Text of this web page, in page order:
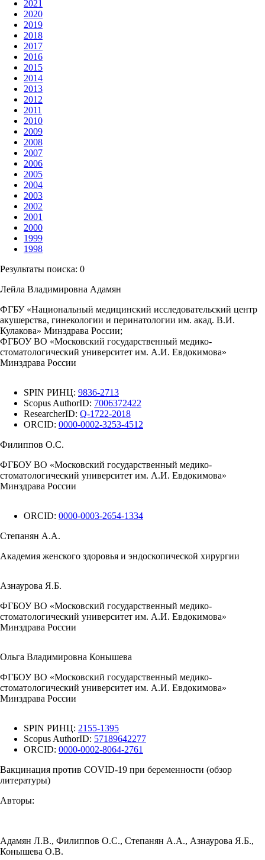
2021
2020
2019
2018
2017
2016
2015
2014
2013
2012
2011
2010
2009
2008
2007
2006
2005
2004
2003
2002
2001
2000
1999
1998
Результаты поиска: 0
Лейла Владимировна Адамян
ФГБУ «Национальный медицинский исследовательский центр
акушерства, гинекологии и перинатологии им. акад. В.И.
Кулакова» Минздрава России;
ФГБОУ ВО «Московский государственный медико-
стоматологический университет им. А.И. Евдокимова»
Минздрава России
SPIN РИНЦ: 9836-2713
Scopus AuthorID: 7006372422
ResearcherID: Q-1722-2018
ORCID: 0000-0002-3253-4512
Филиппов О.С.
ФГБОУ ВО «Московский государственный медико-
стоматологический университет им. А.И. Евдокимова»
Минздрава России
ORCID: 0000-0003-2654-1334
Степанян А.А.
Академия женского здоровья и эндоскопической хирургии
Азнаурова Я.Б.
ФГБОУ ВО «Московский государственный медико-
стоматологический университет им. А.И. Евдокимова»
Минздрава России
Ольга Владимировна Конышева
ФГБОУ ВО «Московский государственный медико-
стоматологический университет им. А.И. Евдокимова»
Минздрава России
SPIN РИНЦ: 2155-1395
Scopus AuthorID: 57189642277
ORCID: 0000-0002-8064-2761
Вакцинация против COVID-19 при беременности (обзор
литературы)
Авторы:
Адамян Л.В., Филиппов О.С., Степанян А.А., Азнаурова Я.Б.,
Конышева О.В.